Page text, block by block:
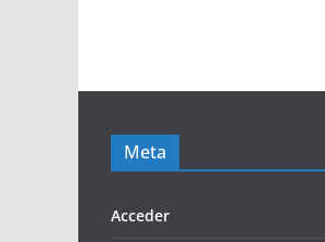
Meta
Acceder